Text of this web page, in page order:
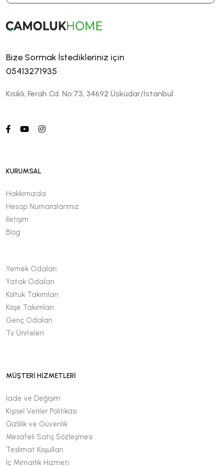
Bize Sormak İstedikleriniz için
05413271935
Kısıklı, Ferah Cd. No:73, 34692 Üsküdar/İstanbul
KURUMSAL
Hakkımızda
Hesap Numaralarımız
İletişim
Blog
Yemek Odaları
Yatak Odaları
Koltuk Takımları
Köşe Takımları
Genç Odaları
Tv Üniteleri
MÜŞTERİ HİZMETLERİ
İade ve Değişim
Kişisel Veriler Politikası
Gizlilik ve Güvenlik
Mesafeli Satış Sözleşmesi
Teslimat Koşulları
İç Mimarlık Hizmeti